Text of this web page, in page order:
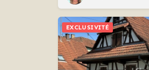
EXCLUSIVITÉ